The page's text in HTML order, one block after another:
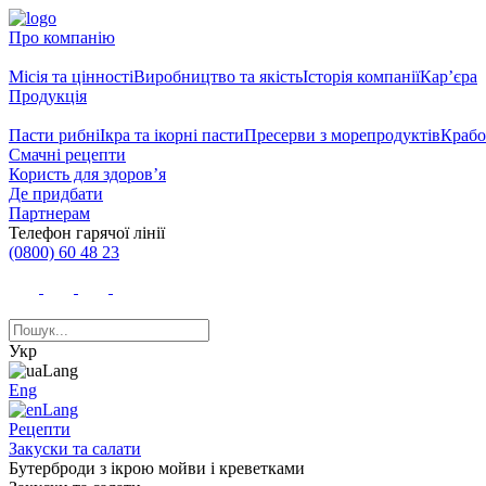
Про компанію
Місія та цінностіВиробництво та якістьІсторія компаніїКар’єра
Продукція
Пасти рибніІкра та ікорні пастиПресерви з морепродуктів
Смачні рецепти
Користь для здоров’я
Де придбати
Партнерам
Телефон гарячої лінії
(0800) 60 48 23
Укр
Eng
Рецепти
Закуски та салати
Бутерброди з ікрою мойви і креветками